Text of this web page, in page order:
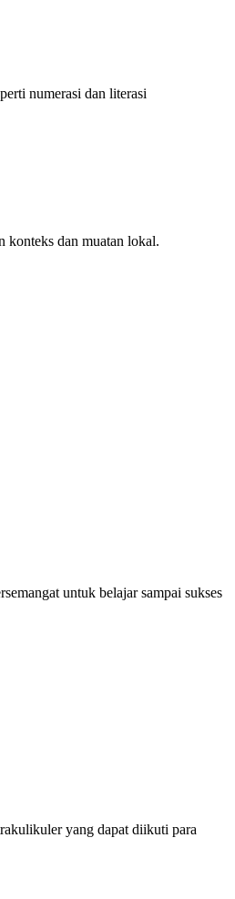
numerasi dan literasi
konteks dan muatan lokal.
untuk belajar sampai sukses
yang dapat diikuti para